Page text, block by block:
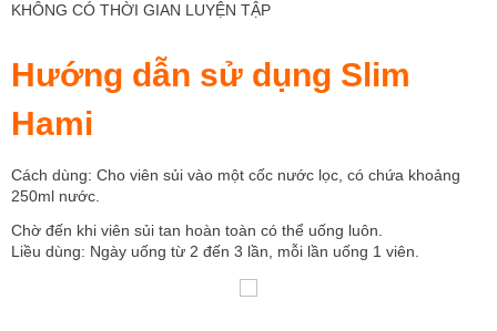
KHÔNG CÓ THỜI GIAN LUYỆN TẬP
Hướng dẫn sử dụng Slim
Hami
Cách dùng: Cho viên sủi vào một cốc nước lọc, có chứa khoảng
250ml nước.
Chờ đến khi viên sủi tan hoàn toàn có thể uống luôn.
Liều dùng: Ngày uống từ 2 đến 3 lần, mỗi lần uống 1 viên.